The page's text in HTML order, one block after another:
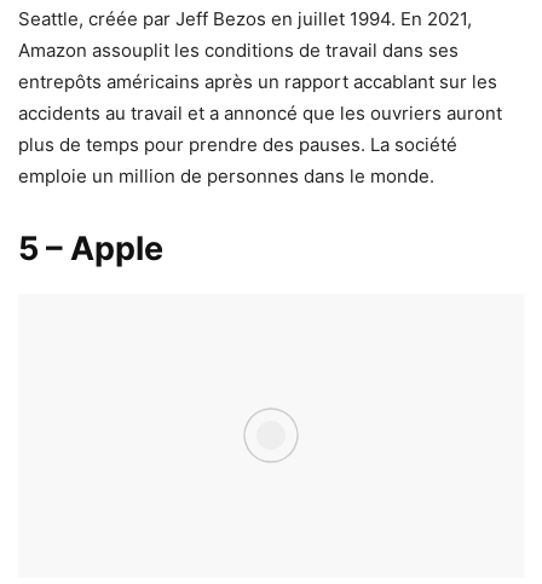
Seattle, créée par Jeff Bezos en juillet 1994. En 2021,
Amazon assouplit les conditions de travail dans ses
entrepôts américains après un rapport accablant sur les
accidents au travail et a annoncé que les ouvriers auront
plus de temps pour prendre des pauses. La société
emploie un million de personnes dans le monde.
5 – Apple